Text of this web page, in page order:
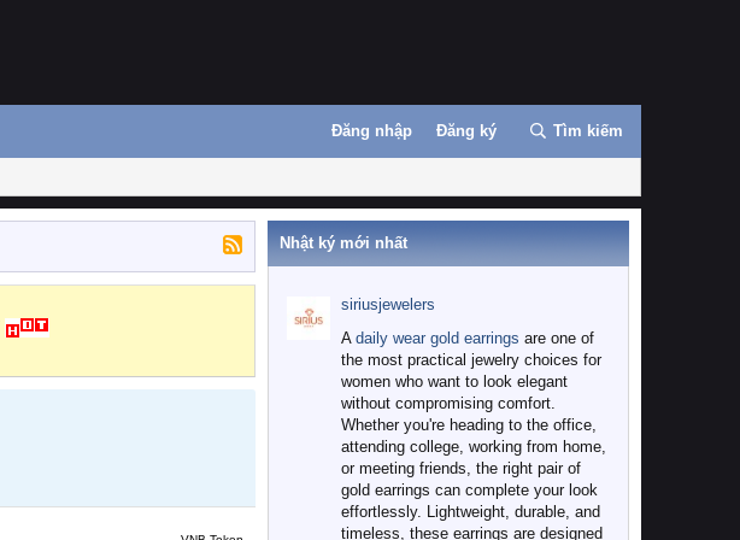
Đăng nhập Đăng ký Tìm kiếm
Nhật ký mới nhất
siriusjewelers
A daily wear gold earrings are one of
the most practical jewelry choices for
women who want to look elegant
without compromising comfort.
Whether you're heading to the office,
attending college, working from home,
or meeting friends, the right pair of
gold earrings can complete your look
effortlessly. Lightweight, durable, and
timeless, these earrings are designed